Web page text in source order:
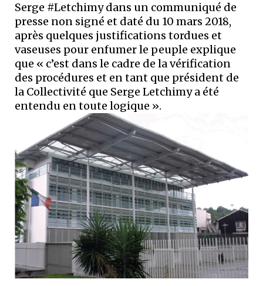
Serge #Letchimy dans un communiqué de
presse non signé et daté du 10 mars 2018,
après quelques justifications tordues et
vaseuses pour enfumer le peuple explique
que « c’est dans le cadre de la vérification
des procédures et en tant que président de
la Collectivité que Serge Letchimy a été
entendu en toute logique ».